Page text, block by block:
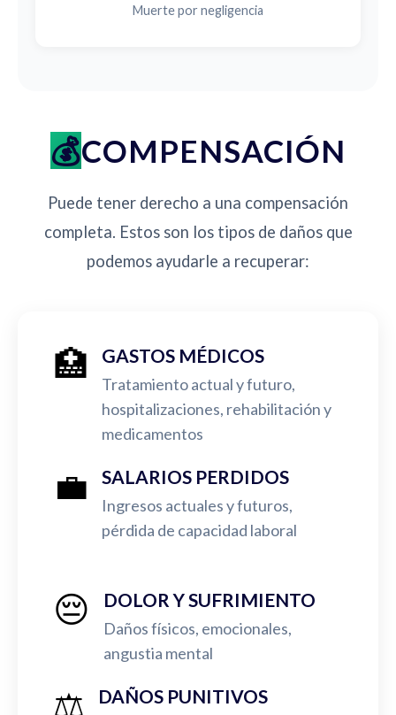
Muerte por negligencia
COMPENSACIÓN
Puede tener derecho a una compensación
completa. Estos son los tipos de daños que
podemos ayudarle a recuperar:
🏥 GASTOS MÉDICOS
Tratamiento actual y futuro,
hospitalizaciones, rehabilitación y
medicamentos
💼 SALARIOS PERDIDOS
Ingresos actuales y futuros,
pérdida de capacidad laboral
😔 DOLOR Y SUFRIMIENTO
Daños físicos, emocionales,
angustia mental
⚖️ DAÑOS PUNITIVOS